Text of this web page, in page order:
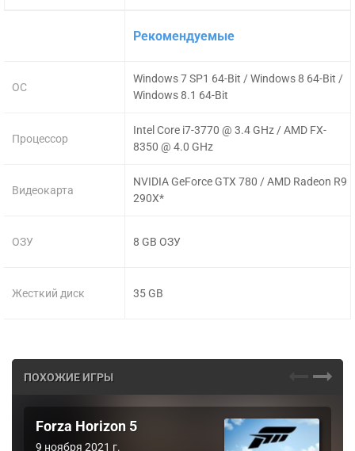
ОС
Процессор
Видеокарта
ОЗУ
Жесткий диск
Рекомендуемые
Windows 7 SP1 64-Bit / Windows 8 64-Bit /
Windows 8.1 64-Bit
Intel Core i7-3770 @ 3.4 GHz / AMD FX-
8350 @ 4.0 GHz
NVIDIA GeForce GTX 780 / AMD Radeon R9
290X*
8 GB ОЗУ
35 GB
ПОХОЖИЕ ИГРЫ
Forza Horizon 5
9 ноября 2021 г.